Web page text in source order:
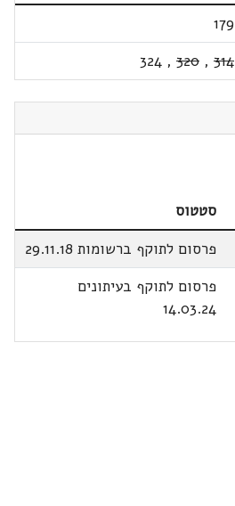
179
314
,
320
,
324
סטטוס
פרסום לתוקף ברשומות 29.11.18
פרסום לתוקף בעיתונים
14.03.24